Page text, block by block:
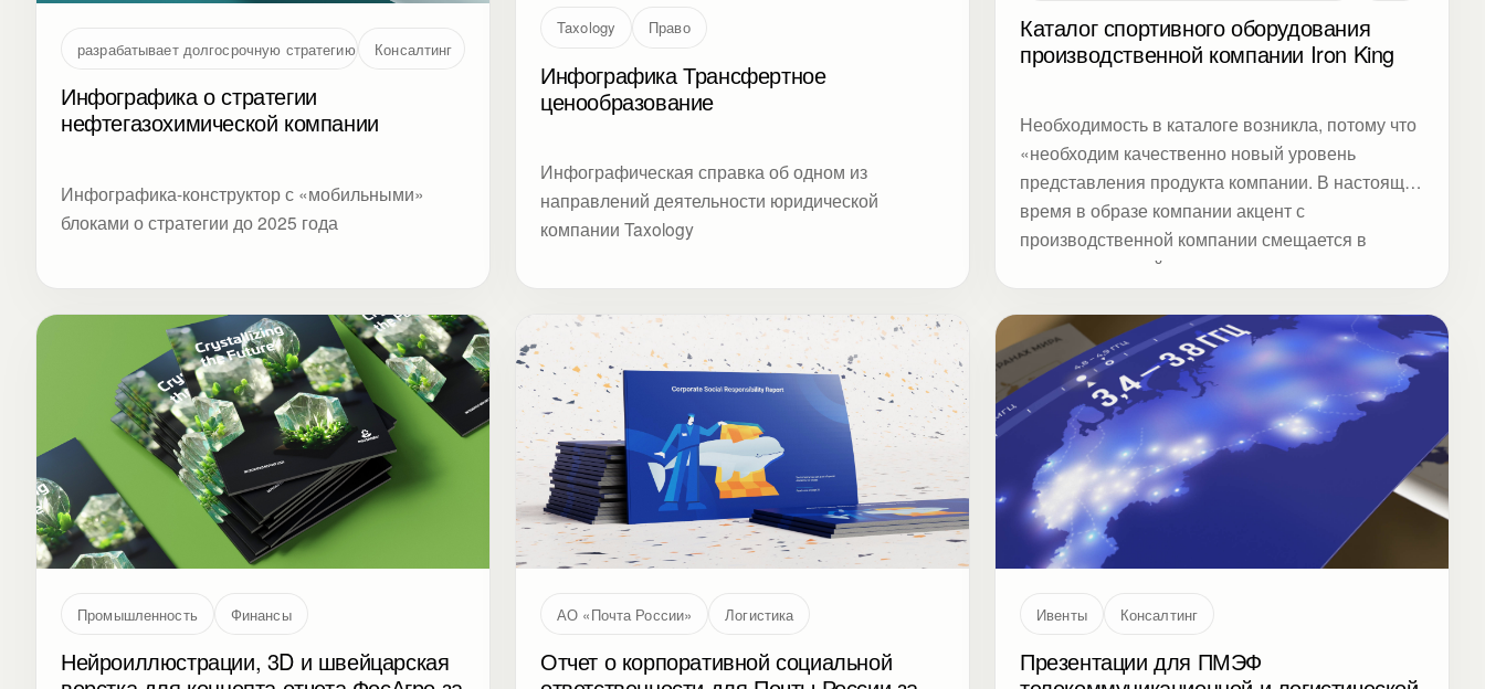
разрабатывает долгосрочную стратегию Консалтинг
Инфографика о стратегии
нефтегазохимической компании
Инфографика-конструктор с «мобильными»
блоками о стратегии до 2025 года
Taxology Право
Инфографика Трансфертное
ценообразование
Инфографическая справка об одном из
направлений деятельности юридической
компании Taxology
Каталог спортивного оборудования
производственной компании Iron King
Необходимость в каталоге возникла, потому что
«необходим качественно новый уровень
представления продукта компании. В настоящее
время в образе компании акцент с
производственной компании смещается в
сторону торговой»
Промышленность Финансы
Нейроиллюстрации, 3D и швейцарская
АО «Почта России» Логистика
Отчет о корпоративной социальной
Ивенты Консалтинг
Презентации для ПМЭФ